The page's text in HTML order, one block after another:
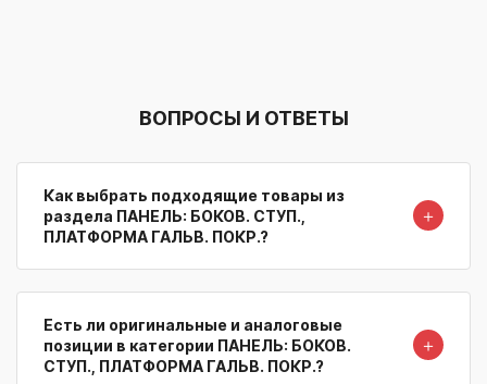
ВОПРОСЫ И ОТВЕТЫ
Как выбрать подходящие товары из
раздела ПАНЕЛЬ: БОКОВ. СТУП.,
ПЛАТФОРМА ГАЛЬВ. ПОКР.?
＋
Есть ли оригинальные и аналоговые
позиции в категории ПАНЕЛЬ: БОКОВ.
СТУП., ПЛАТФОРМА ГАЛЬВ. ПОКР.?
＋